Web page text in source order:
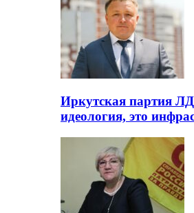
Иркутская партия
идеология, это